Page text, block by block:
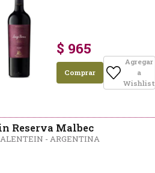
$ 965
Comprar
Agregar
a
Wishlist
Reserva Malbec
- ARGENTINA